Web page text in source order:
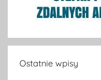
Ostatnie wpisy